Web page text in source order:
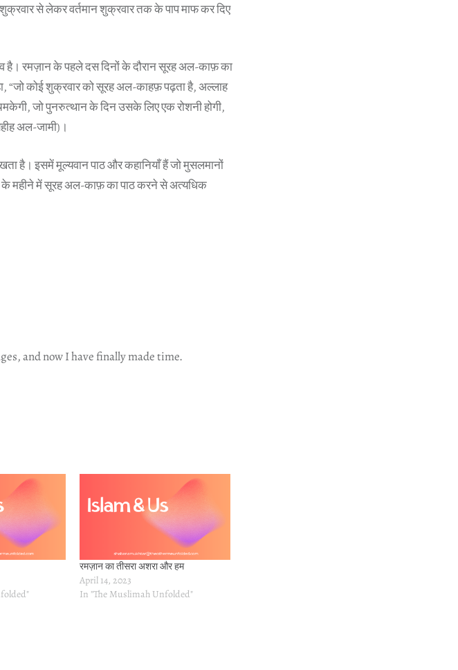
से लेकर वर्तमान शुक्रवार तक के पाप माफ कर दिए
रमज़ान के पहले दस दिनों के दौरान सूरह अल-काफ़ का
“जो कोई शुक्रवार को सूरह अल-काहफ़ पढ़ता है, अल्लाह
जो पुनरुत्थान के दिन उसके लिए एक रोशनी होगी,
अल-जामी)।
है। इसमें मूल्यवान पाठ और कहानियाँ हैं जो मुसलमानों
के महीने में सूरह अल-काफ़ का पाठ करने से अत्यधिक
and now I have finally made time.
रमज़ान का तीसरा अशरा और हम
April 14, 2023
In "The Muslimah Unfolded"